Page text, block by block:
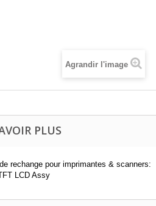
Agrandir l'image
PLUS
rechange pour imprimantes & scanners:
LCD Assy